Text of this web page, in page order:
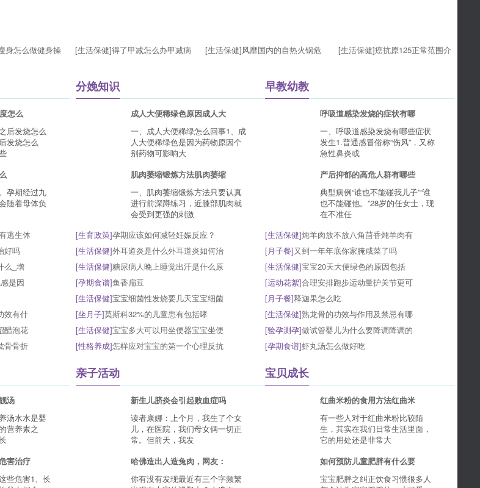
身怎么做健身操
[生活保健]得了甲减怎么办甲减病
[生活保健]风靡国内的自热火锅危
[生活保健]癌抗原125正常范围介
怎么
后发烧怎么
发烧怎么
孕期经过九
随着母体负
逃生体
好吗
么_增
是因
效有什
醋泡花
骨骨折
分娩知识
成人大便稀绿色原因成人大
一、成人大便稀绿怎么回事1、成
人大便稀绿色是因为药物原因个
别药物可影响大
肌肉萎缩锻炼方法肌肉萎缩
一、肌肉萎缩锻炼方法只要认真
进行前深蹲练习，近膝部肌肉就
会受到更强的刺激
[生育政策]孕期应该如何减轻妊娠反应？
[生活保健]外耳道炎是什么外耳道炎如何治
[生活保健]糖尿病人晚上睡觉出汗是什么原
[孕期食谱]鱼香扁豆
[生活保健]宝宝细菌性发烧要几天宝宝细菌
[坐月子]莫斯科32%的儿童患有包括哮
[生活保健]宝宝多大可以用坐便器宝宝坐便
[性格养成]怎样应对宝宝的第一个心理反抗
早教幼教
呼吸道感染发烧的症状有哪
一、呼吸道感染发烧有哪些症状
发生1.普通感冒俗称“伤风”，又称
急性鼻炎或
产后抑郁的高危人群有哪些
典型病例“谁也不能碰我儿子”“谁
也不能碰他。”28岁的任女士，现
在不准任
[生活保健]炖羊肉放不放八角茴香炖羊肉有
[月子餐]又到一年年底你家腌咸菜了吗
[生活保健]宝宝20天大便绿色的原因包括
[运动花絮]合理安排跑步运动量护关节更可
[月子餐]释迦果怎么吃
[生活保健]熟龙骨的功效与作用及禁忌有哪
[验孕测孕]做试管婴儿为什么要降调降调的
[孕期食谱]虾丸汤怎么做好吃
汤
汤水水是婴
营养素之
害治疗
些危害1、长
亲子活动
新生儿脐炎会引起败血症吗
读者康娜：上个月，我生了个女
儿，在医院，我们母女俩一切正
常。但前天，我发
哈佛造出人造兔肉，网友：
你有没有发现最近有三个字频繁
宝贝成长
红曲米粉的食用方法红曲米
有一些人对于红曲米粉比较陌
生，其实在我们日常生活里面，
它的用处还是非常大
如何预防儿童肥胖有什么要
宝宝肥胖之纠正饮食习惯很多人